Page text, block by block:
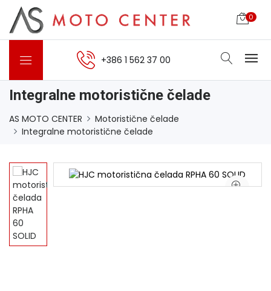
0
+386 1 562 37 00
Integralne motoristične čelade
AS MOTO CENTER
Motoristične čelade
Integralne motoristične čelade